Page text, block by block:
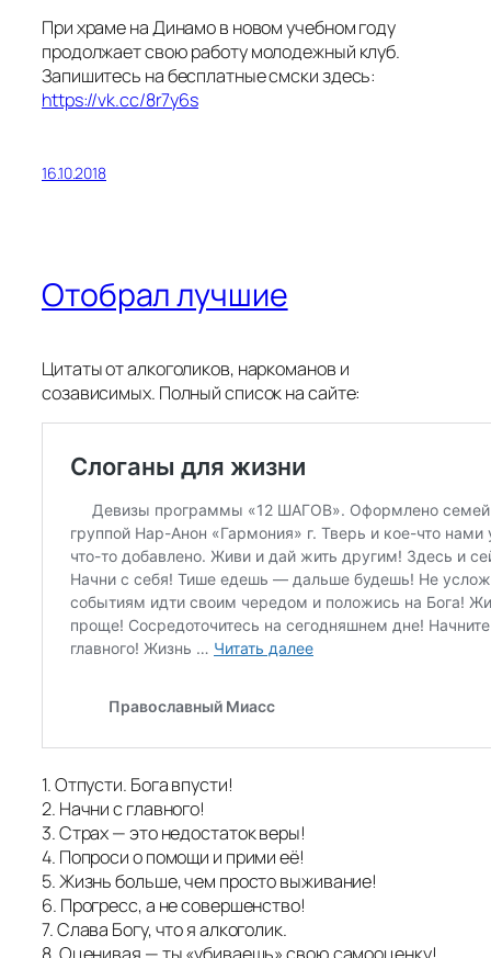
При храме на Динамо в новом учебном году
продолжает свою работу молодежный клуб.
Запишитесь на бесплатные смски здесь:
https://vk.cc/8r7y6s
16.10.2018
Отобрал лучшие
Цитаты от алкоголиков, наркоманов и
созависимых. Полный список на сайте:
1. Отпусти. Бога впусти!
2. Начни с главного!
3. Страх — это недостаток веры!
4. Попроси о помощи и прими её!
5. Жизнь больше, чем просто выживание!
6. Прогресс, а не совершенство!
7. Слава Богу, что я алкоголик.